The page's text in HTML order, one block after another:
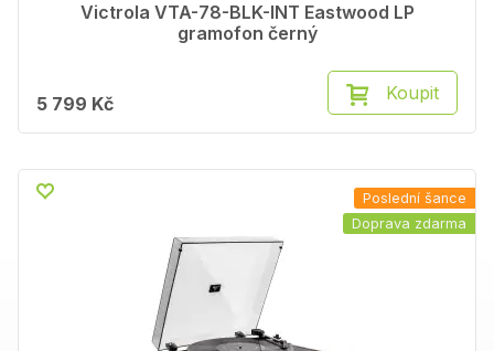
Victrola VTA-78-BLK-INT Eastwood LP
gramofon černý
5 799 Kč Koupit
Poslední šance
Doprava zdarma